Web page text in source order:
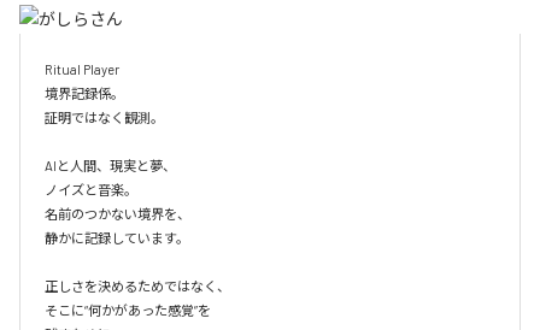
Ritual Player
境界記録係。
証明ではなく観測。
AIと人間、現実と夢、
ノイズと音楽。
名前のつかない境界を、
静かに記録しています。
正しさを決めるためではなく、
そこに“何かがあった感覚”を